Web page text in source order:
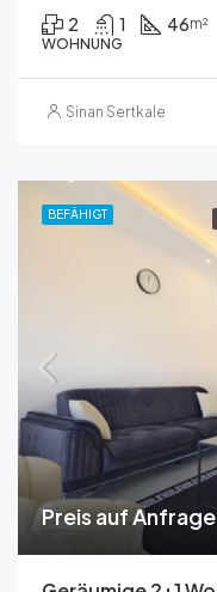
2 1 46m²
WOHNUNG
Sinan Sertkale
BEFÄHIGT
Preis auf Anfrage